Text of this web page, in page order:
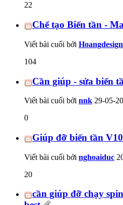
22
Chế tạo Biến tần -
Viết bài cuối bởi Hoangdesign
104
Cần giúp - sửa biến
Viết bài cuối bởi nnk 29-05-
0
Giúp đỡ biến tần
Viết bài cuối bởi nghoaiduc
20
cần giúp đỡ chạy